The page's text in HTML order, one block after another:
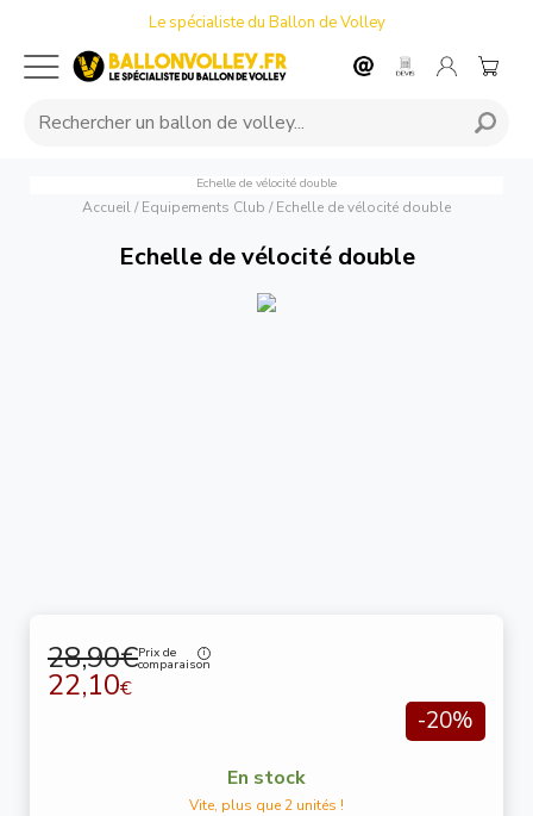
Le spécialiste du Ballon de Volley
Echelle de vélocité double
Accueil/ Equipements Club / Echelle de vélocité double
Echelle de vélocité double
28,90€Prix de
comparaison
22,10€
-20%
En stock
Vite, plus que 2 unités !